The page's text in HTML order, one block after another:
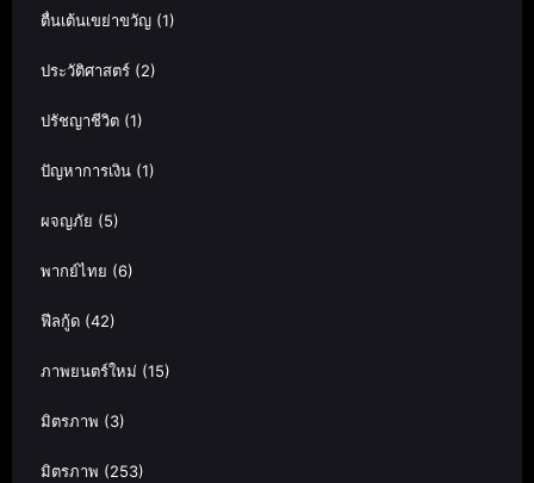
ตื่นเต้นเขย่าขวัญ (1)
ประวัติศาสตร์ (2)
ปรัชญาชีวิต (1)
ปัญหาการเงิน (1)
ผจญภัย (5)
พากย์ไทย (6)
ฟีลกู้ด (42)
ภาพยนตร์ใหม่ (15)
มิตรภาพ (3)
มิตรภาพ (253)